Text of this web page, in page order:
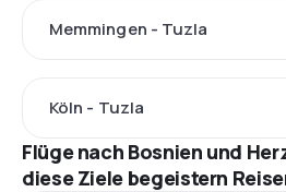
Memmingen - Tuzla
Köln - Tuzla
Flüge nach Bosnien und
diese Ziele begeistern